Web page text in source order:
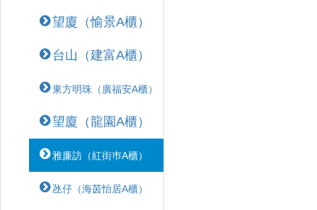
望廈（愉景A櫃）
台山（建富A櫃）
東方明珠（廣福安A櫃）
望廈（龍園A櫃）
雅廉訪（紅街巿A櫃）
氹仔（海茵怡居A櫃）